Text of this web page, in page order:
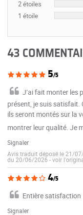
2 étoiles
1 étoile
43
5/5
J’ai fait monter les
présent, je suis satisfait.
ils seront montés sur la
montrer leur qualité. Je
Signaler
Avis traduit déposé le 21/
du 20/06/2026 -voir
4/5
Entière satisfaction
Signaler